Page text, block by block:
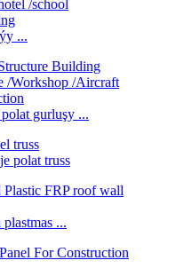
...
gurluşy ...
polat truss
...